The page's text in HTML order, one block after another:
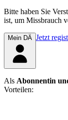
Bitte haben Sie
ist, um Missbrauch
Mein DÄ Jetzt
Als Abonnentin
Vorteilen: